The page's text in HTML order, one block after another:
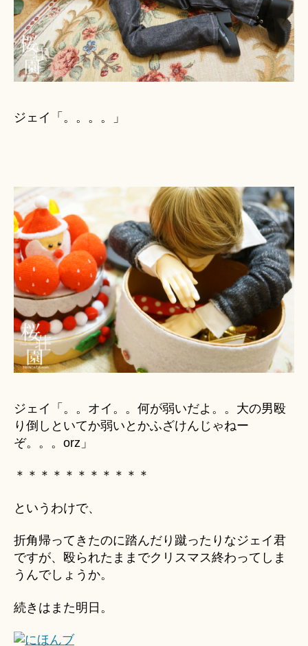
ジェイ「。。。。」
ジェイ「。。オイ。。何が弱いだよ。。大の男殴
り倒しといてか弱いとかふざけんじゃねー
ぞ。。。orz」
＊＊＊＊＊＊＊＊＊＊＊
というわけで、
折角帰ってきたのに踏んだり蹴ったりなジェイ君
ですが、殴られたままでクリスマス終わってしま
うんでしょうか。
続きはまた明日。